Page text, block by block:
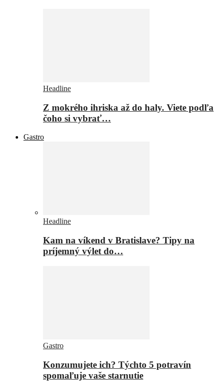
Headline
Z mokrého ihriska až do haly. Viete podľa
čoho si vybrať…
Gastro
Headline
Kam na víkend v Bratislave? Tipy na
príjemný výlet do…
Gastro
Konzumujete ich? Týchto 5 potravín
spomaľuje vaše starnutie